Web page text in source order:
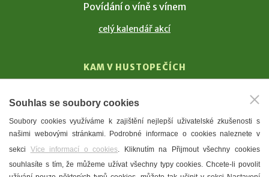
Povídání o víně s vínem
celý kalendář akcí
KAM V HUSTOPEČÍCH
T. G. Masaryk
Mandloně
Ubytování
Restaurace
Souhlas se soubory cookies
Soubory cookies využíváme k zajištění nejlepší uživatelské zkušenosti s
našimi webovými stránkami. Podrobné informace o cookies naleznete v
sekci Více informací o cookies. Kliknutím na Přijmout všechny cookies
souhlasíte s tím, že můžeme užívat všechny typy cookies. Chcete-li povolit